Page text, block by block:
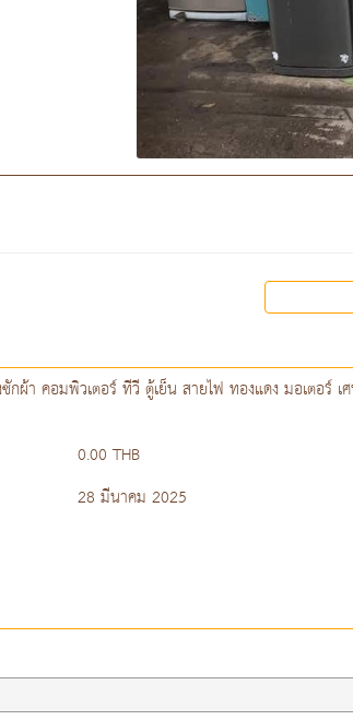
กผ้า คอมพิวเตอร์ ทีวี ตู้เย็น สายไฟ ทองแดง มอเตอร์
0.00 THB
28 มีนาคม 2025